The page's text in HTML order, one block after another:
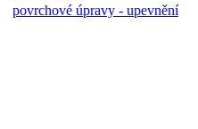
povrchové úpravy - upevnění